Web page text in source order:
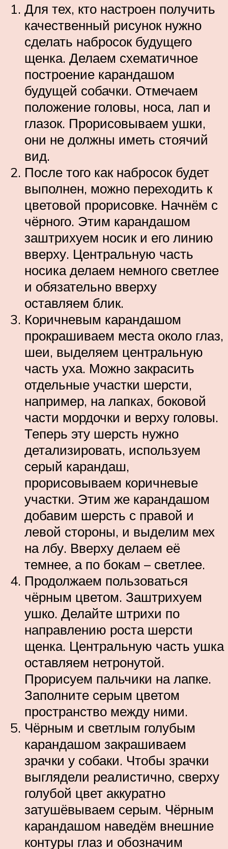
Для тех, кто настроен получить
качественный рисунок нужно
сделать набросок будущего
щенка. Делаем схематичное
построение карандашом
будущей собачки. Отмечаем
положение головы, носа, лап и
глазок. Прорисовываем ушки,
они не должны иметь стоячий
вид.
После того как набросок будет
выполнен, можно переходить к
цветовой прорисовке. Начнём с
чёрного. Этим карандашом
заштрихуем носик и его линию
вверху. Центральную часть
носика делаем немного светлее
и обязательно вверху
оставляем блик.
Коричневым карандашом
прокрашиваем места около глаз,
шеи, выделяем центральную
часть уха. Можно закрасить
отдельные участки шерсти,
например, на лапках, боковой
части мордочки и верху головы.
Теперь эту шерсть нужно
детализировать, используем
серый карандаш,
прорисовываем коричневые
участки. Этим же карандашом
добавим шерсть с правой и
левой стороны, и выделим мех
на лбу. Вверху делаем её
темнее, а по бокам – светлее.
Продолжаем пользоваться
чёрным цветом. Заштрихуем
ушко. Делайте штрихи по
направлению роста шерсти
щенка. Центральную часть ушка
оставляем нетронутой.
Прорисуем пальчики на лапке.
Заполните серым цветом
пространство между ними.
Чёрным и светлым голубым
карандашом закрашиваем
зрачки у собаки. Чтобы зрачки
выглядели реалистично, сверху
голубой цвет аккуратно
затушёвываем серым. Чёрным
карандашом наведём внешние
контуры глаз и обозначим